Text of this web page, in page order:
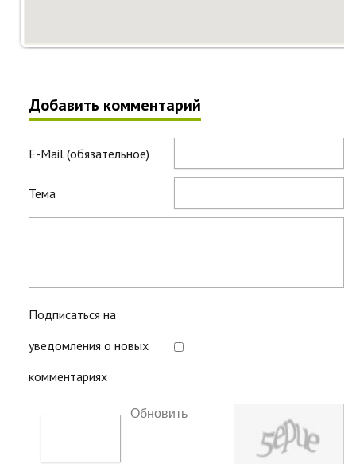
Добавить комментарий
E-Mail (обязательное)
Тема
Подписаться на
уведомления о новых
комментариях
Обновить